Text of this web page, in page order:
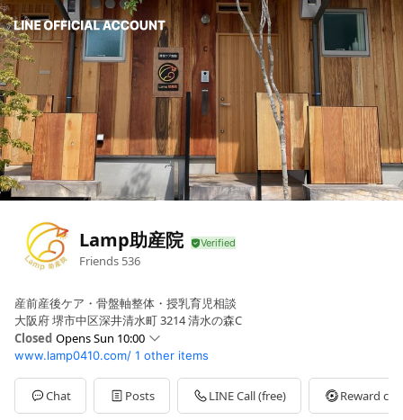
Lamp助産院
Friends 536
産前産後ケア・骨盤軸整体・授乳育児相談
大阪府 堺市中区深井清水町 3214 清水の森C
Closed Opens Sun 10:00
Sun10:00 - 16:00
Mon10:00 - 16:00
Tue10:00 - 16:00
Wed10:00 - 16:00
www.lamp0410.com/ 1 other items
Chat Posts LINE Call (free) Reward